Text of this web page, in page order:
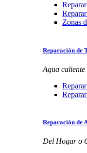
Zonas
Reparación de
Agua caliente
Reparación de
Del Hogar o